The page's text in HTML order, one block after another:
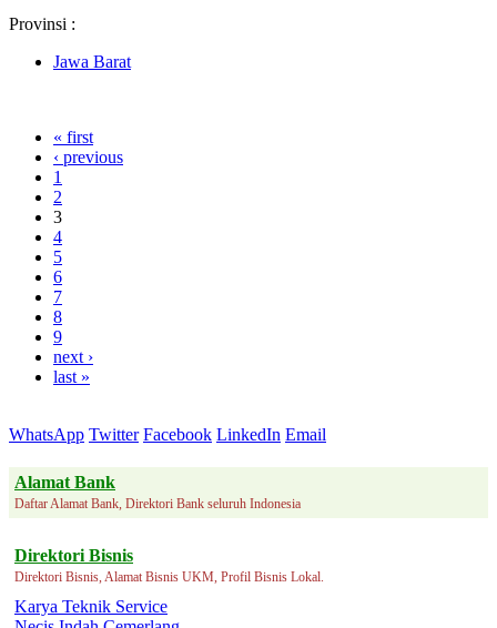
Provinsi :
Jawa Barat
« first
‹ previous
1
2
3
4
5
6
7
8
9
next ›
last »
WhatsApp Twitter Facebook LinkedIn Email
Alamat Bank
Daftar Alamat Bank, Direktori Bank seluruh Indonesia
Direktori Bisnis
Direktori Bisnis, Alamat Bisnis UKM, Profil Bisnis Lokal.
Karya Teknik Service